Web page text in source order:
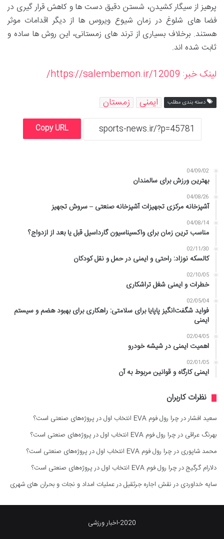
پرهیز از سیگار کشیدن، شستن دقیق دست ها و کاهش قرار گیری در
فضا های شلوغ در زمان شیوع ویروس ها از دیگر اقدامات موثر
هستند. برخلاف بسیاری از ترند های زمستانی، این روش ها ساده و
ثابت شده اند.
لینک خبر: https://salembemon.ir/12009/
دسته بندی مطلب ایمنی زمستان
Copy URL
04/09/02
بهترین ورزش برای سالمندان
04/08/26
آشپزخانه مرکزی تجهیزات آشپزخانه صنعتی – سروش تجهیز
04/08/14
مناسب ترین زمان برای واکسیناسیون گارداسیل قبل یا بعد از ازدواج؟
02/11/30
کالسکه نوزاد: راحتی و ایمنی در حمل و نقل کودکان
02/10/05
خطرات و ایمنی شغل تراشکاری
02/05/04
فواید شگفت‌انگیز پاپایا برای سلامتی: راهکاری برای بهبود هضم و سیستم
ایمنی
02/04/05
اهمیت ایمنی در شیشه خودرو
02/01/05
ایمنی کارگاه و قوانین مربوط به آن
نظرات کاربران
سعید افشاردرچرا رول فوم EVA انتخاب اول در پروژه‌های صنعتی است؟
بهرنگ عراقی درچرا رول فوم EVA انتخاب اول در پروژه‌های صنعتی است؟
محمد شاپوری درچرا رول فوم EVA انتخاب اول در پروژه‌های صنعتی است؟
دلارام گرگیجدرچرا رول فوم EVA انتخاب اول در پروژه‌های صنعتی است؟
سایه خداوردی درنقش اجاره جرثقیل در عملیات امداد و نجات و بحران های شهری
2020-اخبار ورزشی